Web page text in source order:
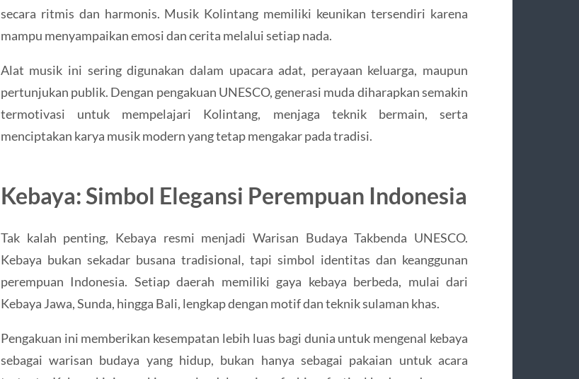
secara ritmis dan harmonis. Musik Kolintang memiliki keunikan tersendiri karena
mampu menyampaikan emosi dan cerita melalui setiap nada.
Alat musik ini sering digunakan dalam upacara adat, perayaan keluarga, maupun
pertunjukan publik. Dengan pengakuan UNESCO, generasi muda diharapkan semakin
termotivasi untuk mempelajari Kolintang, menjaga teknik bermain, serta
menciptakan karya musik modern yang tetap mengakar pada tradisi.
Kebaya: Simbol Elegansi Perempuan Indonesia
Tak kalah penting, Kebaya resmi menjadi Warisan Budaya Takbenda UNESCO.
Kebaya bukan sekadar busana tradisional, tapi simbol identitas dan keanggunan
perempuan Indonesia. Setiap daerah memiliki gaya kebaya berbeda, mulai dari
Kebaya Jawa, Sunda, hingga Bali, lengkap dengan motif dan teknik sulaman khas.
Pengakuan ini memberikan kesempatan lebih luas bagi dunia untuk mengenal kebaya
sebagai warisan budaya yang hidup, bukan hanya sebagai pakaian untuk acara